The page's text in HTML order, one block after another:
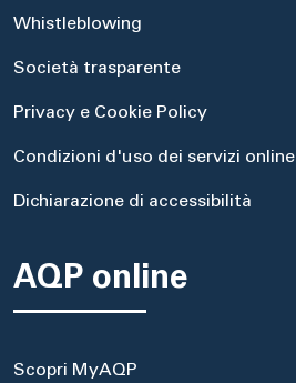
Whistleblowing
Società trasparente
Privacy e Cookie Policy
Condizioni d'uso dei servizi online
Dichiarazione di accessibilità
AQP online
Scopri MyAQP